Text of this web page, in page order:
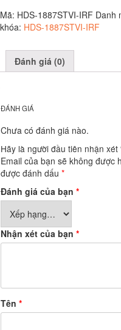
số
lượng
Mã: HDS-1887STVI-IRF Danh
khóa: HDS-1887STVI-IRF
Đánh giá (0)
ĐÁNH GIÁ
Chưa có đánh giá nào.
Hãy là người đầu tiên nhận xét
Email của bạn sẽ không được
được đánh dấu *
Đánh giá của bạn *
Nhận xét của bạn *
Tên *